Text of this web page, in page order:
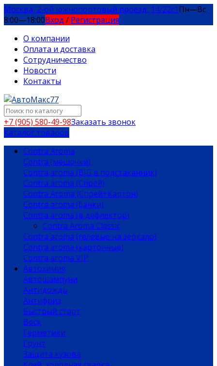
Москва, 2-ой южнопортовый проезд, 14/22c1Пн—Вс
8:00—18:00Вход / Регистрация
О компании
Оплата и доставка
Сотрудничество
Новости
Контакты
+7 (905) 580-49-98Заказать звонок
Каталог товаров
Contra Aroma
Contra (мешочки)
Contra aroma (BIG в подстаканник)
Contra aroma (Спрей)
Contra Aroma (Спрей+Картон)
Contra aroma (банки)
Contra aroma (в дефлектор)
Contra Aroma Classic
Contra aroma (гелевые на зеркало)
Contra aroma (картонные)
Contra aroma VIP
Автохимия
Автошампуни
Антидождь
Антифриз
Быстрый старт
Воск
Герметики
Грунт
Защита кузова